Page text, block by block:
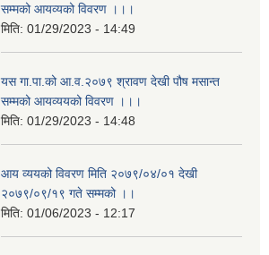
सम्मको आयव्यको विवरण ।।।
मिति: 01/29/2023 - 14:49
यस गा.पा.को आ.व.२०७९ श्रावण देखी पौष मसान्त
सम्मको आयव्ययको विवरण ।।।
मिति: 01/29/2023 - 14:48
आय व्ययको विवरण मिति २०७९/०४/०१ देखी
२०७९/०९/१९ गते सम्मको ।।
मिति: 01/06/2023 - 12:17